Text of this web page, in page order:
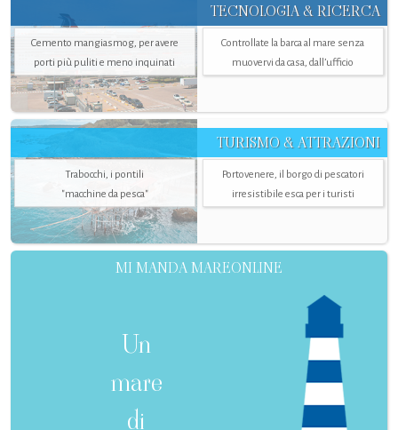
TECNOLOGIA & RICERCA
Cemento mangiasmog, per avere
porti più puliti e meno inquinati
Controllate la barca al mare senza
muovervi da casa, dall’ufficio
TURISMO & ATTRAZIONI
Trabocchi, i pontili
"macchine da pesca"
Portovenere, il borgo di pescatori
irresistibile esca per i turisti
MI MANDA MAREONLINE
Un
mare
di